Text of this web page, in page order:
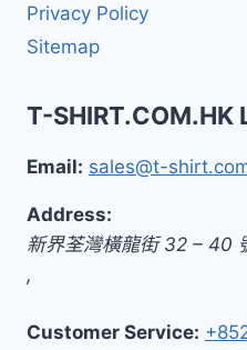
Privacy Policy
Sitemap
T-SHIRT.COM.HK
Email: sales@t-
Address:
新界荃灣橫龍街 32 – 40
,
Customer Service: